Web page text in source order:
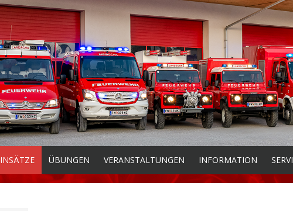
ÜBUNGEN VERANSTALTUNGEN INFORMATION